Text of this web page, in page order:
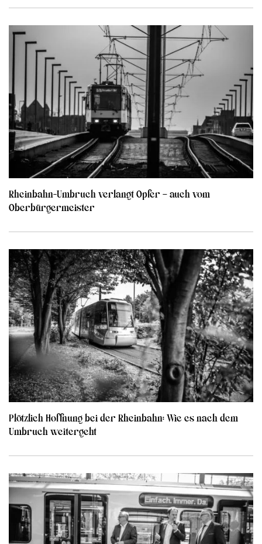
Rheinbahn-Umbruch verlangt Opfer – auch vom
Oberbürgermeister
Plötzlich Hoffnung bei der Rheinbahn: Wie es nach dem
Umbruch weitergeht